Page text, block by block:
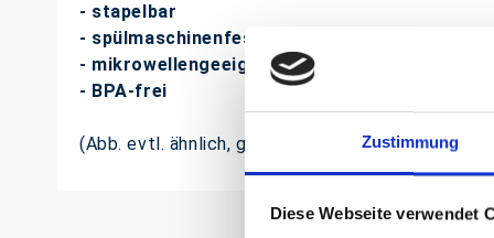
Zustimmung
Diese Webseite verwendet
- stapelbar
- spülmaschinenfest
- mikrowellengeeignet ohne Deckel
- BPA-frei
(Abb. evtl. ähnlich, ggf. ohne Dekoration)